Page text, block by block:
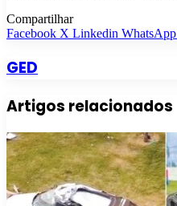
Compartilhar
Facebook X Linkedin WhatsApp
GED
Artigos relacionados